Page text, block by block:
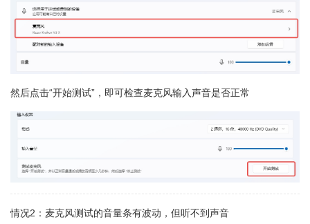
然后点击“开始测试”，即可检查麦克风输入声音是否正常
情况2：麦克风测试的音量条有波动，但听不到声音